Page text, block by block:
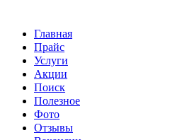
Главная
Прайс
Услуги
Акции
Поиск
Полезное
Фото
Отзывы